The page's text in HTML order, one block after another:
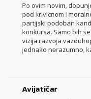
Po ovim novim,
pod krivicnom i
partijski podoban
konkursa. Samo bih
vizija razvoja
jednako nerazumno,
Avijatičar